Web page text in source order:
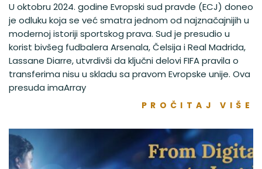
U oktobru 2024. godine Evropski sud pravde (ECJ) doneo
je odluku koja se već smatra jednom od najznačajnijih u
modernoj istoriji sportskog prava. Sud je presudio u
korist bivšeg fudbalera Arsenala, Čelsija i Real Madrida,
Lassane Diarre, utvrdivši da ključni delovi FIFA pravila o
transferima nisu u skladu sa pravom Evropske unije. Ova
presuda imaArray
PROČITAJ VIŠE